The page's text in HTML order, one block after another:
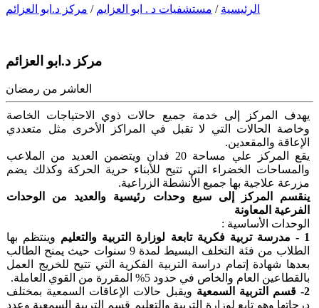
الرئيسية / مستشفيات د . ابو العزايم / مركز د.ابو العزائم
مركز د.ابو العزائم
العاشر من رمضان
يهدف المركز إلى خدمة جميع حالات ذوي الاحتياجات الخاصة
وخاصة الحالات التي لا تقبل في المراكز الأخرى مثل متعددي
الإعاقة والمقعدين.
يقع المركز علي مساحة 20 فدان ويتضمن العديد من الملاعب
والمساحات الخضراء التي تتيح للأبناء حرية الحركة وكذلك يضم
مزرعة علاجية بها جميع الأنشطة الزراعية.
ينقسم المركز إلى سبع وحدات رئيسية والعديد من الوحدات
الفرعية المعاونة
الوحدات الأساسية :
1
- مدرسة تربية فكرية تابعة لوزارة التربية والتعليم وينتظم بها
الطلاب من فئة التخلف البسيط لمدة 9 سنوات حيث يمنح الطالب
بعدها شهادة إتمام دراسة التربية الفكرية التي تتيح للخريج العمل
بالقطاعين العام والخاص في حدود 5% المقررة من القوي العاملة.
2-
قسم التربية السمعية ويقبل حالات الإعاقات
لسمعية بمختلف
درجاتها وهو تابع لوزارة التربية والتعليم قسم التربية السمعية وعدد